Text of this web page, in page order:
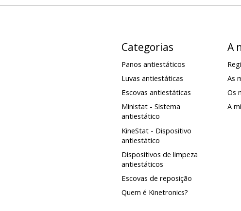
Categorias
Panos antiestáticos
Luvas antiestáticas
Escovas antiestáticas
Ministat - Sistema
antiestático
KineStat - Dispositivo
antiestático
Dispositivos de limpeza
antiestáticos
Escovas de reposição
Quem é Kinetronics?
A
As
Os
A